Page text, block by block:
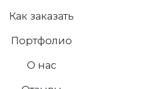
Как заказать
Портфолио
О нас